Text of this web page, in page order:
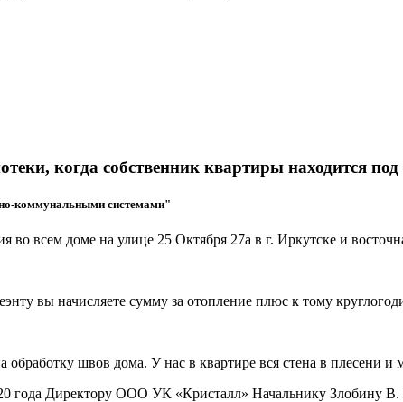
когда собственник квартиры находится под
коммунальными системами"
во всем доме на улице 25 Октября 27а в г. Иркутске и
вы начисляете сумму за отопление плюс к тому
швов дома. У нас в квартире вся стена в плесени и
года Директору ООО УК «Кристалл» Начальнику Злобину В.